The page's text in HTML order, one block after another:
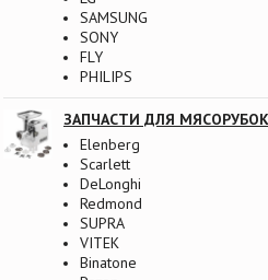
SAMSUNG
SONY
FLY
PHILIPS
ЗАПЧАСТИ ДЛЯ МЯСОРУБОК
Elenberg
Scarlett
DeLonghi
Redmond
SUPRA
VITEK
Binatone